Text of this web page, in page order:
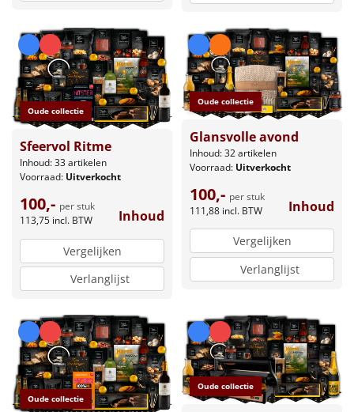
Oude collectie
Sfeervol Ritme
Inhoud: 33 artikelen
Voorraad: Uitverkocht
100,- per stuk
113,75 incl. BTW Inhoud
Vergelijken
Verlanglijst
Oude collectie
Glansvolle avond
Inhoud: 32 artikelen
Voorraad: Uitverkocht
100,- per stuk
111,88 incl. BTW Inhoud
Vergelijken
Verlanglijst
Oude collectie
Oude collectie